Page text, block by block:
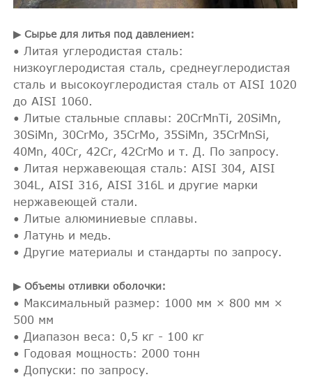
▶ Сырье для литья под давлением:
• Литая углеродистая сталь:
низкоуглеродистая сталь, среднеуглеродистая
сталь и высокоуглеродистая сталь от AISI 1020
до AISI 1060.
• Литые стальные сплавы: 20CrMnTi, 20SiMn,
30SiMn, 30CrMo, 35CrMo, 35SiMn, 35CrMnSi,
40Mn, 40Cr, 42Cr, 42CrMo и т. Д. По запросу.
• Литая нержавеющая сталь: AISI 304, AISI
304L, AISI 316, AISI 316L и другие марки
нержавеющей стали.
• Литые алюминиевые сплавы.
• Латунь и медь.
• Другие материалы и стандарты по запросу.
▶ Объемы отливки оболочки:
• Максимальный размер: 1000 мм × 800 мм ×
500 мм
• Диапазон веса: 0,5 кг - 100 кг
• Годовая мощность: 2000 тонн
• Допуски: по запросу.